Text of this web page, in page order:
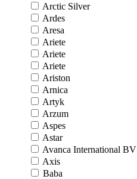
Arctic Silver
Ardes
Aresa
Ariete
Ariete
Ariete
Ariston
Arnica
Artyk
Arzum
Aspes
Astar
Avanca International BV
Axis
Baba